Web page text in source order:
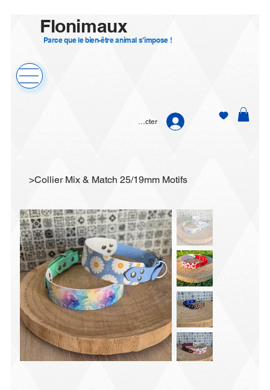
Flonimaux
Parce que le bien-être animal s’impose !
Se connecter
>Collier Mix & Match 25/19mm Motifs